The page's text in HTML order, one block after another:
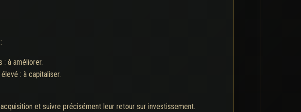
: à améliorer.
: à capitaliser.
et suivre précisément leur retour sur investissement.